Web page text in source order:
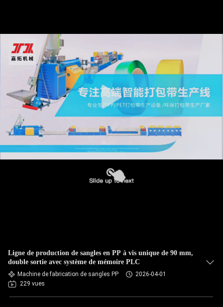
Ligne de production de sangles en PP à vis unique de 90 mm,
double sortie avec système de mémoire PLC
Machine de fabrication de sangles PP
2026-04-01
229 vues